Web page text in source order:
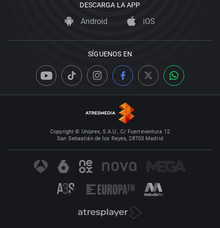
DESCARGA LA APP
Android iOS
SÍGUENOS EN
Copyright © Uniprex, S.A.U., C/ Fuerteventura 12
San Sebastián de los Reyes, 28703 Madrid